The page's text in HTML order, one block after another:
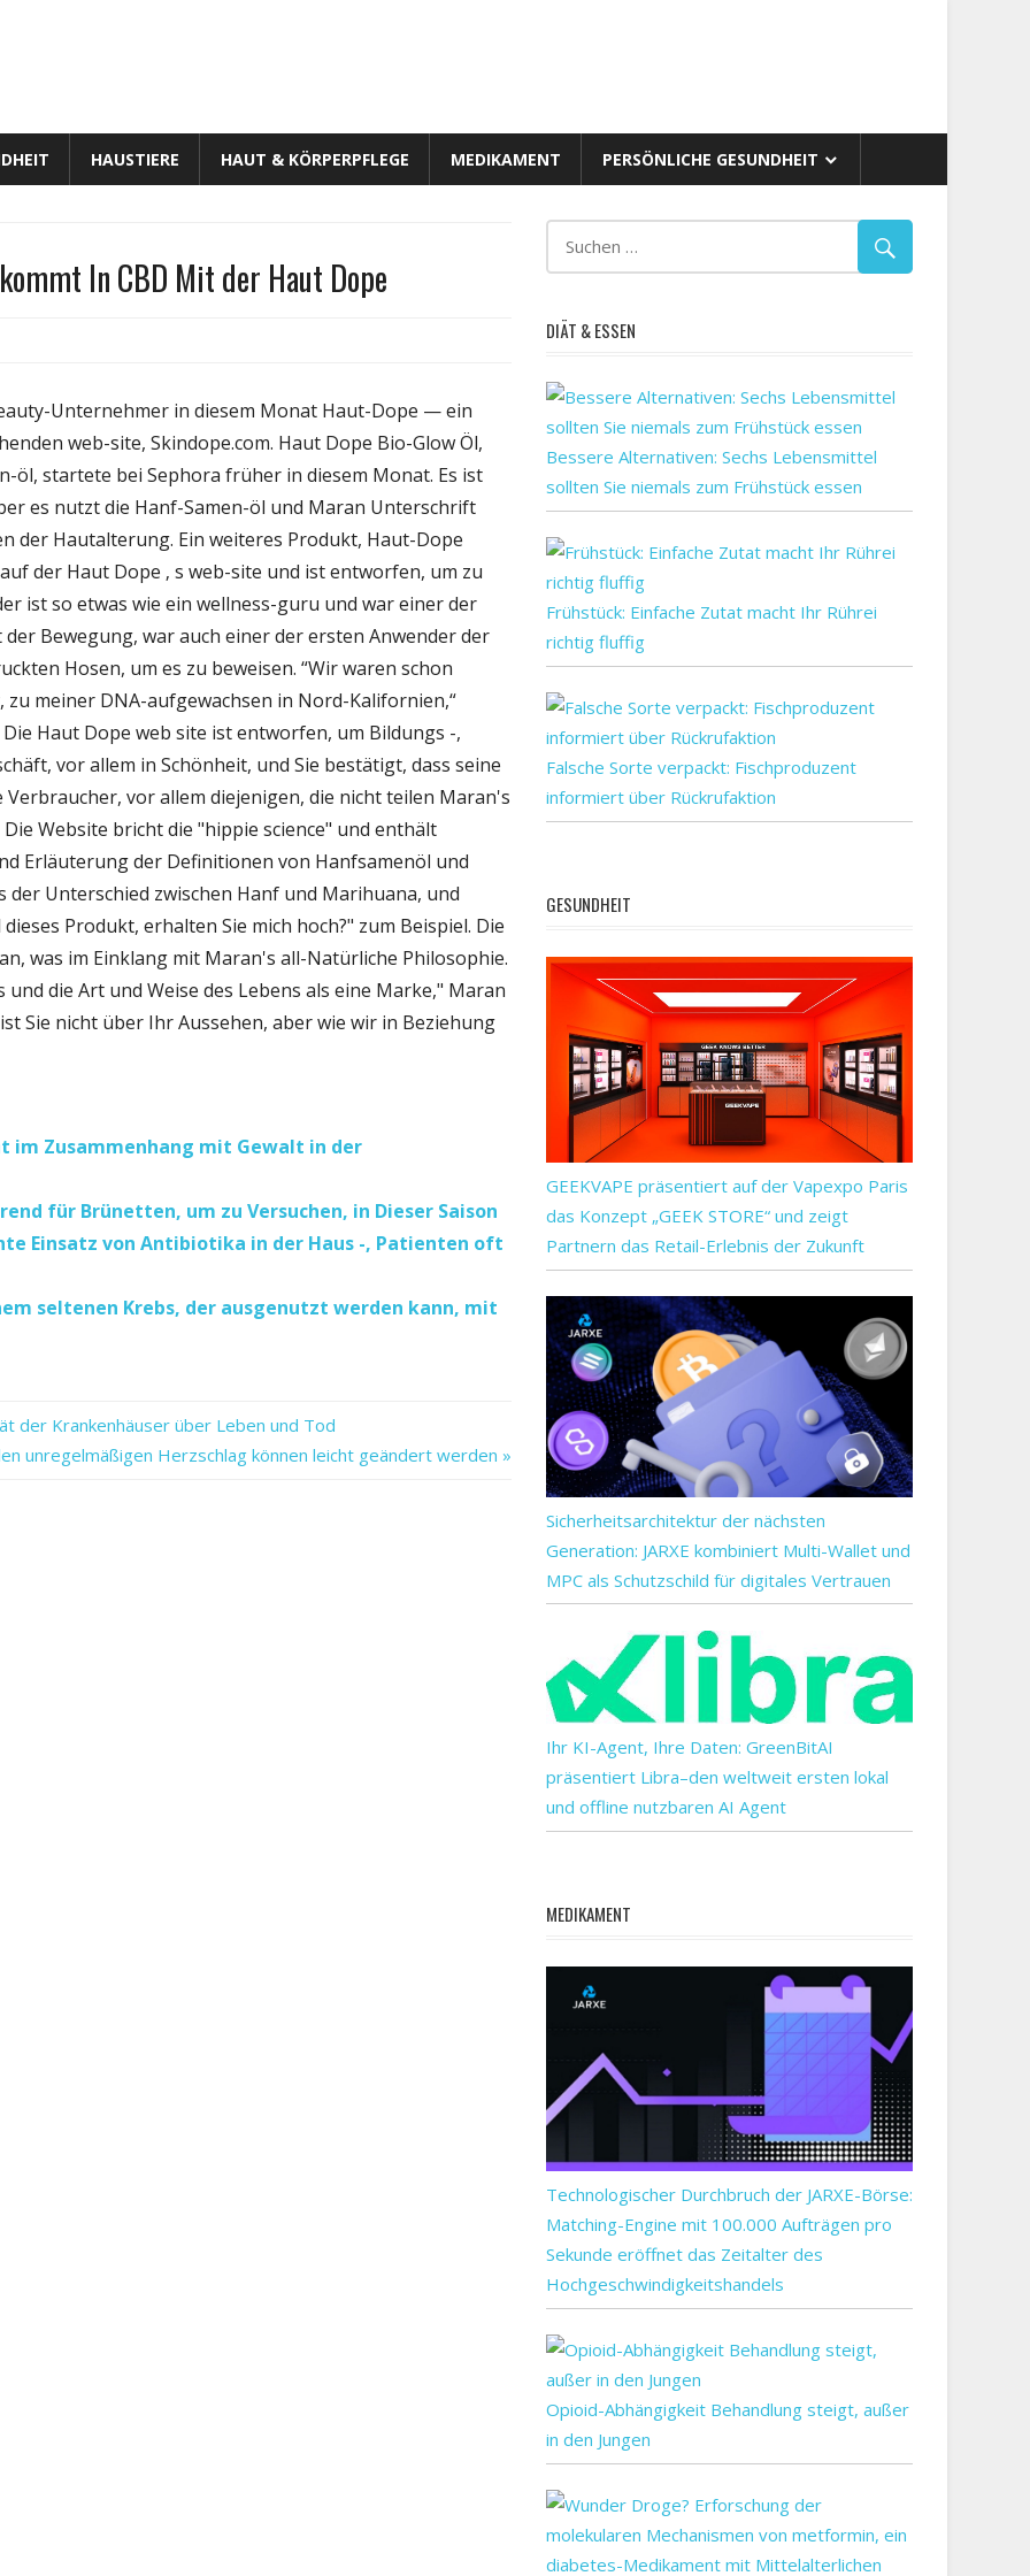
HAUSTIERE HAUT & KÖRPERPFLEGE MEDIKAMENT PERSÖNLICHE GESUNDHEIT
In CBD Mit der Haut Dope
Unternehmer in diesem Monat Haut-Dope — ein
web-site, Skindope.com. Haut Dope Bio-Glow Öl,
öl, startete bei Sephora früher in diesem Monat. Es ist
es nutzt die Hanf-Samen-öl und Maran Unterschrift
der Hautalterung. Ein weiteres Produkt, Haut-Dope
der Haut Dope ‚ s web-site und ist entworfen, um zu
ist so etwas wie ein wellness-guru und war einer der
Bewegung, war auch einer der ersten Anwender der
Hosen, um es zu beweisen. “Wir waren schon
meiner DNA-aufgewachsen in Nord-Kalifornien,“
Haut Dope web site ist entworfen, um Bildungs -,
vor allem in Schönheit, und Sie bestätigt, dass seine
vor allem diejenigen, die nicht teilen Maran's
Website bricht die "hippie science" und enthält
Erläuterung der Definitionen von Hanfsamenöl und
der Unterschied zwischen Hanf und Marihuana, und
Produkt, erhalten Sie mich hoch?" zum Beispiel. Die
was im Einklang mit Maran's all-Natürliche Philosophie.
die Art und Weise des Lebens als eine Marke," Maran
Sie nicht über Ihr Aussehen, aber wie wir in Beziehung
im Zusammenhang mit Gewalt in der
für Brünetten, um zu Versuchen, in Dieser Saison
Einsatz von Antibiotika in der Haus -, Patienten oft
seltenen Krebs, der ausgenutzt werden kann, mit
der Krankenhäuser über Leben und Tod
unregelmäßigen Herzschlag können leicht geändert werden
DIÄT & ESSEN
Bessere Alternativen: Sechs Lebensmittel
sollten Sie niemals zum Frühstück essen
Frühstück: Einfache Zutat macht Ihr Rührei
richtig fluffig
Falsche Sorte verpackt: Fischproduzent
informiert über Rückrufaktion
GESUNDHEIT
GEEKVAPE präsentiert auf der Vapexpo Paris
das Konzept „GEEK STORE“ und zeigt
Partnern das Retail-Erlebnis der Zukunft
Sicherheitsarchitektur der nächsten
Generation: JARXE kombiniert Multi-Wallet und
MPC als Schutzschild für digitales Vertrauen
Ihr KI-Agent, Ihre Daten: GreenBitAI
präsentiert Libra–den weltweit ersten lokal
und offline nutzbaren AI Agent
MEDIKAMENT
Technologischer Durchbruch der JARXE-Börse:
Matching-Engine mit 100.000 Aufträgen pro
Sekunde eröffnet das Zeitalter des
Hochgeschwindigkeitshandels
Opioid-Abhängigkeit Behandlung steigt, außer
in den Jungen